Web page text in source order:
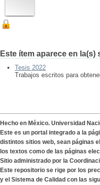
Este ítem aparece en
Tesis 2022
Trabajos escritos para
Hecho en México. Universidad
Este es un portal integrado a la
distintos sitios web, sean páginas
los textos como de las páginas
Sitio administrado por la
Este repositorio se rige por los
y el Sistema de Calidad con las